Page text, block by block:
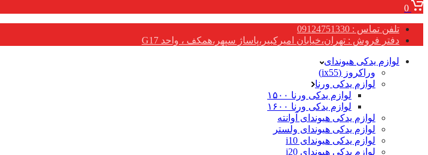
0
تلفن تماس : 09124751330
دفتر فروش : تهران،خیابان امیرکبیر،پاساژ سپهر،همکف ، واحد G17
لوازم یدکی هیوندای
وراکروز (ix55)
لوازم یدکی ورنا
لوازم یدکی ورنا ۱۵۰۰
لوازم یدکی ورنا ۱۶۰۰
لوازم یدکی هیوندای آوانته
لوازم یدکی هیوندای ولستر
لوازم یدکی هیوندای i10
لوازم یدکی هیوندای i20